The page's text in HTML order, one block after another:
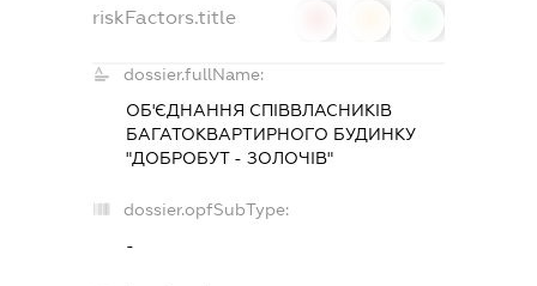
riskFactors.title
dossier.fullName:
ОБ'ЄДНАННЯ СПІВВЛАСНИКІВ
БАГАТОКВАРТИРНОГО БУДИНКУ
"ДОБРОБУТ - ЗОЛОЧІВ"
dossier.opfSubType:
-